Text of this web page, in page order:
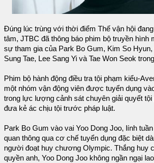
Đúng lúc trùng với thời điểm Thế vận hội
tâm, JTBC đã thông báo phim bộ truyền hình
sự tham gia của Park Bo Gum, Kim So
Sung Tae, Lee Sang Yi và Tae Won Seok
Phim bộ hành động điều tra tội phạm kiểu-
một nhóm vận động viên được tuyển dụng
trong lực lượng cảnh sát chuyên giải quyết
đưa kẻ ác chịu tội trước pháp luật.
Park Bo Gum vào vai Yoo Dong Joo, lính
quan thông qua cơ chế tuyển dụng đặc biệt
người đoạt huy chương Olympic. Thắng huy
quyền anh, Yoo Dong Joo không ngần ngại